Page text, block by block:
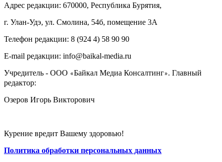
Адрес редакции: 670000, Республика Бурятия,
г. Улан-Удэ, ул. Смолина, 54б, помещение 3А
Телефон редакции: ‎‎8 (924 4) 58 90 90
E-mail редакции: info@baikal-media.ru
Учредитель - ООО «Байкал Медиа Консалтинг». Главный
редактор:
Озеров Игорь Викторович
Курение вредит Вашему здоровью!
Политика обработки персональных данных